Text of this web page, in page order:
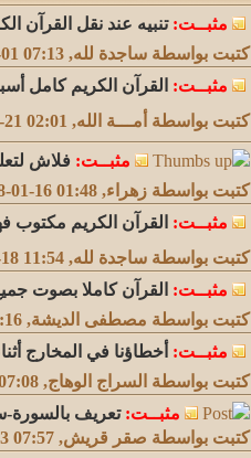
مثبــت: تنبيه عند نقل القرآن
كتبت بواسطة ساجدة لله‏, 2009-07-01 07:13 PM
مثبــت: القرآن الكريم كامل
كتبت بواسطة أمـــة الله‏, 2010-10-21 02:01 PM
مثبــت: فلاش
كتبت بواسطة زهراء‏, 2008-01-16 01:48 PM
مثبــت: القرآن الكريم مكتوب
كتبت بواسطة ساجدة لله‏, 2010-10-18 11:54 PM
مثبــت: القرآن كاملا بصوت
كتبت بواسطة مصطفى الديشة‏, 2010-02-28 03:16 PM
مثبــت: أخطاؤنا في المخارج
كتبت بواسطة السراج الوهاج‏, 2010-06-18 07:08 PM
مثبــت: تعريف
كتبت بواسطة صقر قريش‏, 2008-02-13 07:57 PM